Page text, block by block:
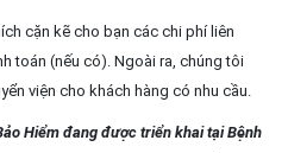
cặn kẽ cho bạn các chi phí liên
toán (nếu có). Ngoài ra, chúng tôi
viện cho khách hàng có nhu cầu.
Hiểm đang được triển khai tại Bệnh